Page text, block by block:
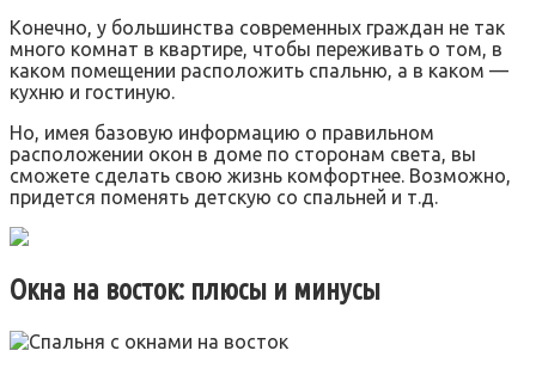
Конечно, у большинства современных граждан не так
много комнат в квартире, чтобы переживать о том, в
каком помещении расположить спальню, а в каком —
кухню и гостиную.
Но, имея базовую информацию о правильном
расположении окон в доме по сторонам света, вы
сможете сделать свою жизнь комфортнее. Возможно,
придется поменять детскую со спальней и т.д.
Окна на восток: плюсы и минусы